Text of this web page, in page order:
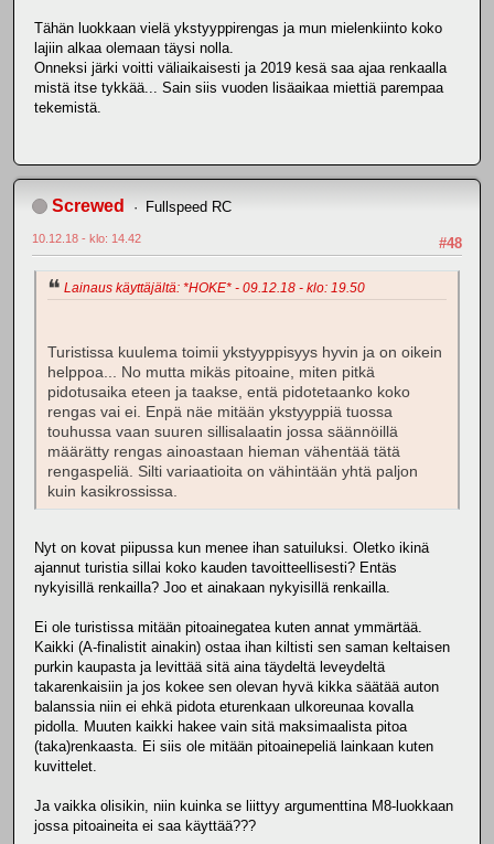
Tähän luokkaan vielä ykstyyppirengas ja mun mielenkiinto koko
lajiin alkaa olemaan täysi nolla.
Onneksi järki voitti väliaikaisesti ja 2019 kesä saa ajaa renkaalla
mistä itse tykkää... Sain siis vuoden lisäaikaa miettiä parempaa
tekemistä.
Screwed Fullspeed RC
#48
10.12.18 - klo: 14.42
Lainaus käyttäjältä: *HOKE* - 09.12.18 - klo: 19.50
Turistissa kuulema toimii ykstyyppisyys hyvin ja on oikein
helppoa... No mutta mikäs pitoaine, miten pitkä
pidotusaika eteen ja taakse, entä pidotetaanko koko
rengas vai ei. Enpä näe mitään ykstyyppiä tuossa
touhussa vaan suuren sillisalaatin jossa säännöillä
määrätty rengas ainoastaan hieman vähentää tätä
rengaspeliä. Silti variaatioita on vähintään yhtä paljon
kuin kasikrossissa.
Nyt on kovat piipussa kun menee ihan satuiluksi. Oletko ikinä
ajannut turistia sillai koko kauden tavoitteellisesti? Entäs
nykyisillä renkailla? Joo et ainakaan nykyisillä renkailla.
Ei ole turistissa mitään pitoainegatea kuten annat ymmärtää.
Kaikki (A-finalistit ainakin) ostaa ihan kiltisti sen saman keltaisen
purkin kaupasta ja levittää sitä aina täydeltä leveydeltä
takarenkaisiin ja jos kokee sen olevan hyvä kikka säätää auton
balanssia niin ei ehkä pidota eturenkaan ulkoreunaa kovalla
pidolla. Muuten kaikki hakee vain sitä maksimaalista pitoa
(taka)renkaasta. Ei siis ole mitään pitoainepeliä lainkaan kuten
kuvittelet.
Ja vaikka olisikin, niin kuinka se liittyy argumenttina M8-luokkaan
jossa pitoaineita ei saa käyttää???